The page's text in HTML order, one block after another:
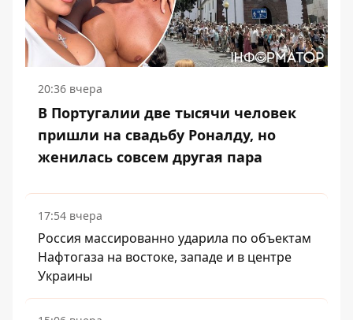
20:36 вчера
В Португалии две тысячи человек
пришли на свадьбу Роналду, но
женилась совсем другая пара
17:54 вчера
Россия массированно ударила по объектам
Нафтогаза на востоке, западе и в центре
Украины